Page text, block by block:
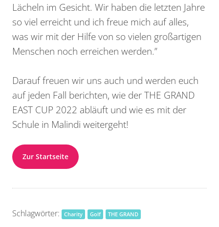
Lächeln im Gesicht. Wir haben die letzten Jahre
so viel erreicht und ich freue mich auf alles,
was wir mit der Hilfe von so vielen großartigen
Menschen noch erreichen werden.”
Darauf freuen wir uns auch und werden euch
auf jeden Fall berichten, wie der THE GRAND
EAST CUP 2022 abläuft und wie es mit der
Schule in Malindi weitergeht!
Zur Startseite
Schlagwörter: Charity Golf THE GRAND